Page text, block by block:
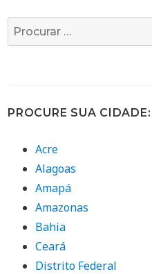
Busca
por:
PROCURE SUA CIDADE:
Acre
Alagoas
Amapá
Amazonas
Bahia
Ceará
Distrito Federal